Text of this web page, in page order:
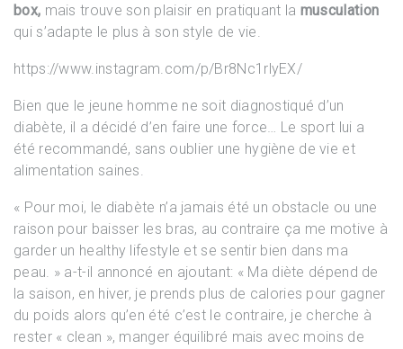
box, mais trouve son plaisir en pratiquant la musculation
qui s’adapte le plus à son style de vie.
https://www.instagram.com/p/Br8Nc1rlyEX/
Bien que le jeune homme ne soit diagnostiqué d’un
diabète, il a décidé d’en faire une force… Le sport lui a
été recommandé, sans oublier une hygiène de vie et
alimentation saines.
« Pour moi, le diabète n’a jamais été un obstacle ou une
raison pour baisser les bras, au contraire ça me motive à
garder un healthy lifestyle et se sentir bien dans ma
peau. » a-t-il annoncé en ajoutant: « Ma diète dépend de
la saison, en hiver, je prends plus de calories pour gagner
du poids alors qu’en été c’est le contraire, je cherche à
rester « clean », manger équilibré mais avec moins de